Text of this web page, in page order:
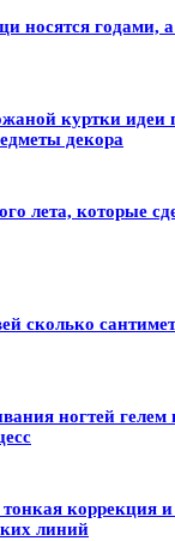
носятся годами,
куртки идеи
декора
лета, которые
сколько
ногтей
тонкая коррекция
линий